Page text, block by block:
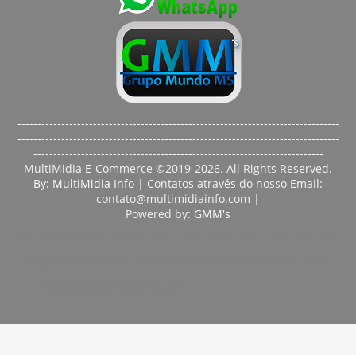
---------------------------------------------------------------------------------
---------------------------------------------------------------------------------
-------------------------------------------------------------------------
MultiMidia E-Commerce ©2019-2026. All Rights Reserved.
By: MultiMidia Info | Contatos através do nosso Email:
contato@multimidiainfo.com |
Powered by: GMM's